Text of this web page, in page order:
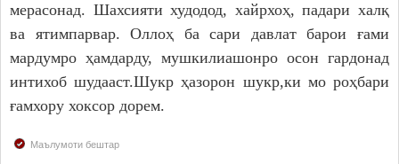
мерасонад. Шахсияти худодод, хайрхоҳ, падари халқ
ва ятимпарвар. Оллоҳ ба сари давлат барои ғами
мардумро ҳамдарду, мушкилиашонро осон гардонад
интихоб шудааст.Шукр ҳазорон шукр,ки мо роҳбари
ғамхору хоксор дорем.
Маълумоти бештар